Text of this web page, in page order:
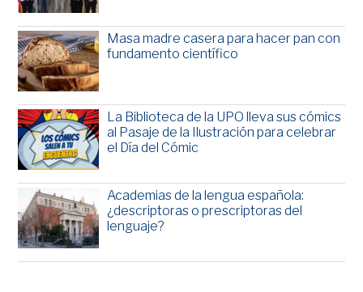
Masa madre casera para hacer pan con
fundamento científico
La Biblioteca de la UPO lleva sus cómics
al Pasaje de la Ilustración para celebrar
el Día del Cómic
Academias de la lengua española:
¿descriptoras o prescriptoras del
lenguaje?